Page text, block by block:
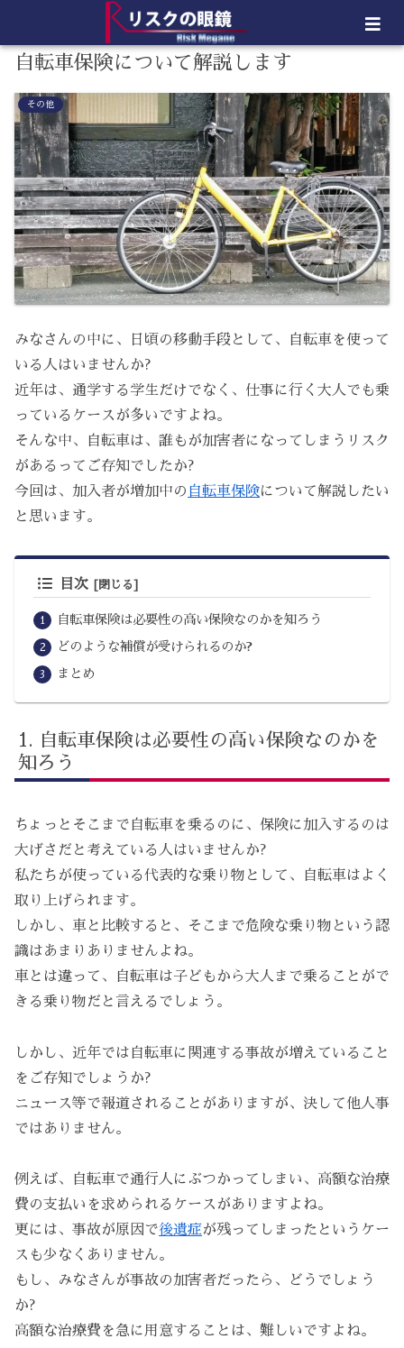
自転車保険について解説します
その他
みなさんの中に、日頃の移動手段として、自転車を使って
いる人はいませんか?
近年は、通学する学生だけでなく、仕事に行く大人でも乗
っているケースが多いですよね。
そんな中、自転車は、誰もが加害者になってしまうリスク
があるってご存知でしたか?
今回は、加入者が増加中の 自転車保険について解説したい
と思います。
目次
自転車保険は必要性の高い保険なのかを知ろう
どのような補償が受けられるのか?
まとめ
自転車保険は必要性の高い保険なのかを
知ろう
ちょっとそこまで自転車を乗るのに、保険に加入するのは
大げさだと考えている人はいませんか?
私たちが使っている代表的な乗り物として、自転車はよく
取り上げられます。
しかし、車と比較すると、そこまで危険な乗り物という認
識はあまりありませんよね。
車とは違って、自転車は子どもから大人まで乗ることがで
きる乗り物だと言えるでしょう。
しかし、近年では自転車に関連する事故が増えていること
をご存知でしょうか?
ニュース等で報道されることがありますが、決して他人事
ではありません。
例えば、自転車で通行人にぶつかってしまい、高額な治療
費の支払いを求められるケースがありますよね。
更には、事故が原因で後遺症が残ってしまったというケー
スも少なくありません。
もし、みなさんが事故の加害者だったら、どうでしょう
か?
高額な治療費を急に用意することは、難しいですよね。